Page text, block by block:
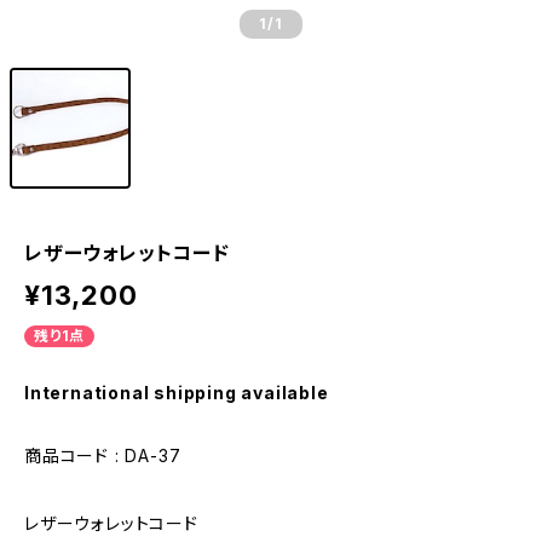
1 /1
レザーウォレットコード
¥13,200
残り1点
International shipping available
商品コード : DA-37
レザーウォレットコード